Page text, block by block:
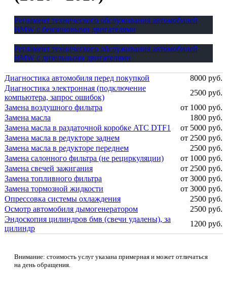
Регламент технического обслуживания автомобилей
BMW с бензиновыми двигателями
Регламент технического обслуживания автомобилей
BMW с дизельными двигателями
Диагностика автомобиля перед покупкой
8000 руб.
Диагностика электронная (подключение
компьютера, запрос ошибок)
2500 руб.
Замена воздушного фильтра
от 1000 руб.
Замена масла
1800 руб.
Замена масла в раздаточной коробке ATC DTF1
от 5000 руб.
Замена масла в редукторе заднем
от 2500 руб.
Замена масла в редукторе переднем
2500 руб.
Замена салонного фильтра (не рециркуляции)
от 1000 руб.
Замена свечей зажигания
от 2500 руб.
Замена топливного фильтра
от 3000 руб.
Замена тормозной жидкости
от 3000 руб.
Опрессовка системы охлаждения
2500 руб.
Осмотр автомобиля дымогенератором
2500 руб.
Эндоскопия цилиндров бмв (свечи удалены), за
цилиндр
1200 руб.
Внимание: стоимость услуг указана примерная и может отличаться
на день обращения.